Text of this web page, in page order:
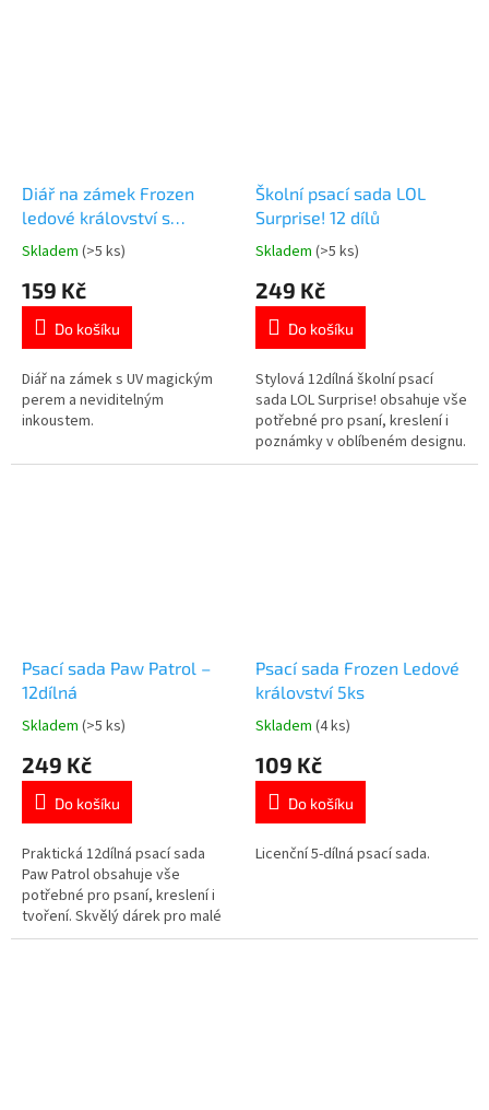
Diář na zámek Frozen
ledové království s
neviditelným UV perem
Průměrné
produktu
5,0
5
hvězdiček.
Skladem (>5 ks)
159 Kč
Do košíku
Diář na zámek s UV magickým
perem a neviditelným
inkoustem.
Školní psací sada LOL
Surprise! 12 dílů
Průměrné
produktu
5,0
5
hvězdiček.
Skladem (>5 ks)
249 Kč
Do košíku
Stylová 12dílná školní psací
sada LOL Surprise! obsahuje vše
potřebné pro psaní, kreslení i
poznámky v oblíbeném designu.
Součástí sady je kovový penál,
Psací sada Paw Patrol –
12dílná
Průměrné
produktu
5,0
5
hvězdiček.
Skladem (>5 ks)
249 Kč
Do košíku
Praktická 12dílná psací sada
Paw Patrol obsahuje vše
potřebné pro psaní, kreslení i
tvoření. Skvělý dárek pro malé
školáky i fanoušky Tlapkové
Psací sada Frozen Ledové
království 5ks
Průměrné
produktu
5,0
5
Skladem (4 ks)
109 Kč
Do košíku
Licenční 5-dílná psací sada.